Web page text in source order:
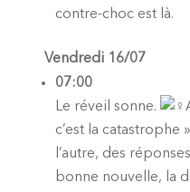
contre-choc est là.
Vendredi 16/07
07:00
Le réveil sonne.
c’est la catastrophe
l’autre, des
bonne nouvelle, la